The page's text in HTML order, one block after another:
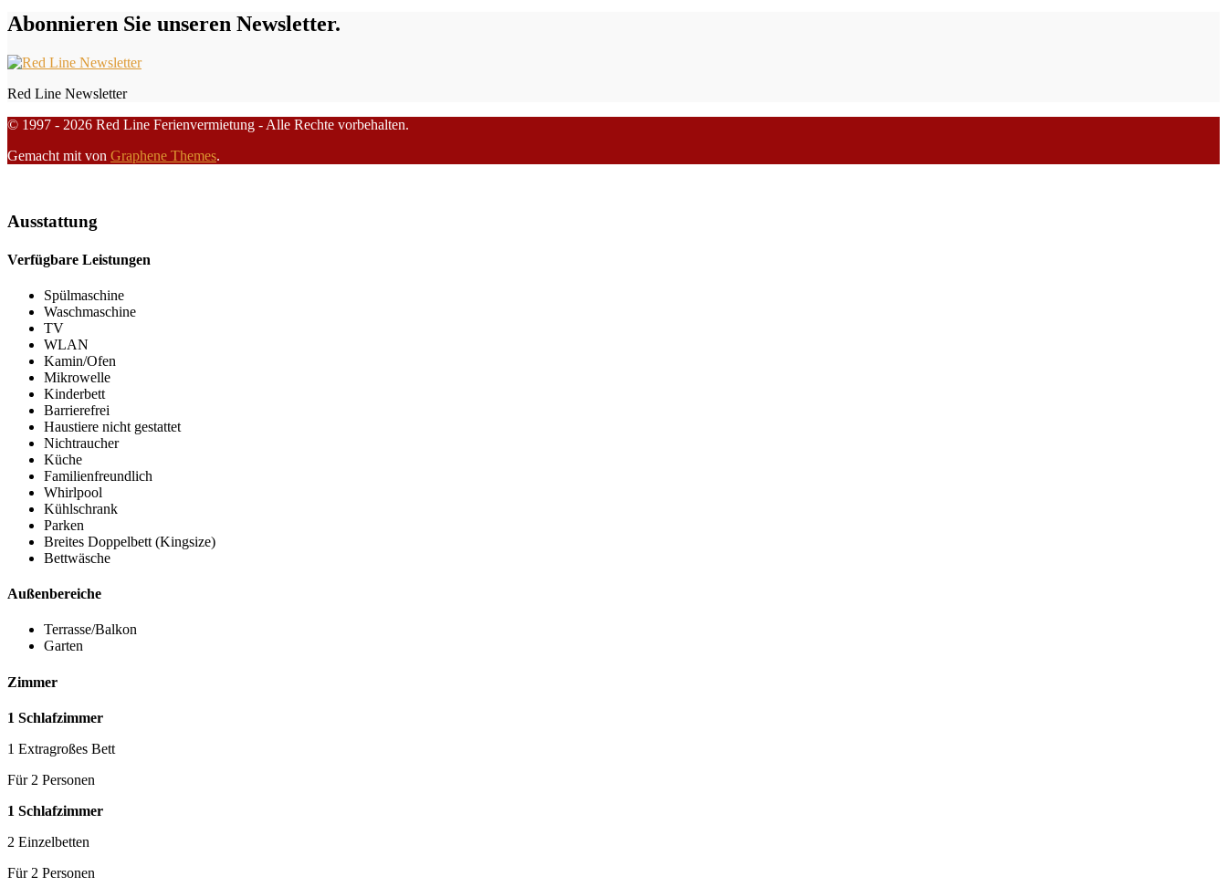
Abonnieren Sie unseren Newsletter.
Red Line Newsletter
© 1997 - 2026 Red Line Ferienvermietung - Alle Rechte vorbehalten.
Gemacht mit von Graphene Themes.
Ausstattung
Verfügbare Leistungen
Spülmaschine
Waschmaschine
TV
WLAN
Kamin/Ofen
Mikrowelle
Kinderbett
Barrierefrei
Haustiere nicht gestattet
Nichtraucher
Küche
Familienfreundlich
Whirlpool
Kühlschrank
Parken
Breites Doppelbett (Kingsize)
Bettwäsche
Außenbereiche
Terrasse/Balkon
Garten
Zimmer
1 Schlafzimmer
1 Extragroßes Bett
Für 2 Personen
1 Schlafzimmer
2 Einzelbetten
Für 2 Personen